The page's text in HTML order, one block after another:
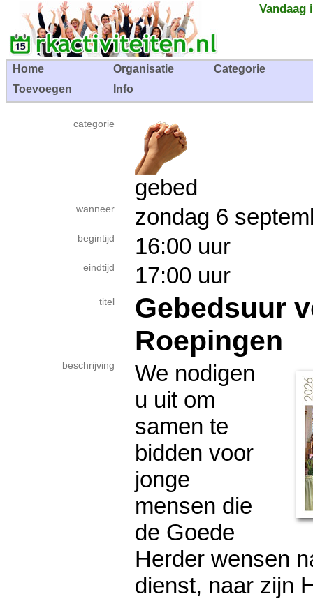
Vandaag
Home Organisatie
Categorie
Toevoegen
Info
categorie
gebed
wanneer zondag 6
begintijd 16:00 uur
eindtijd 17:00 uur
titel
Gebedsuur
Roepingen
beschrijving
We nodigen
u uit om
samen te
bidden voor
jonge
mensen die
de Goede
Herder wensen
dienst, naar zijn